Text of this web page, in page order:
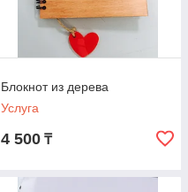
Блокнот из дерева
Услуга
4 500 ₸